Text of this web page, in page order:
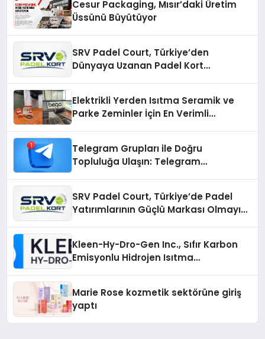
Cesur Packaging, Mısır’daki Üretim
Üssünü Büyütüyor
SRV Padel Court, Türkiye’den
Dünyaya Uzanan Padel Kort
Elektrikli Yerden Isıtma Seramik ve
Parke Zeminler İçin En Verimli
Telegram Grupları ile Doğru
Topluluğa Ulaşın: Telegram
SRV Padel Court, Türkiye’de Padel
Yatırımlarının Güçlü Markası Olmayı
Kleen-Hy-Dro-Gen Inc., Sıfır Karbon
Emisyonlu Hidrojen Isıtma
Marie Rose kozmetik sektörüne giriş
yaptı